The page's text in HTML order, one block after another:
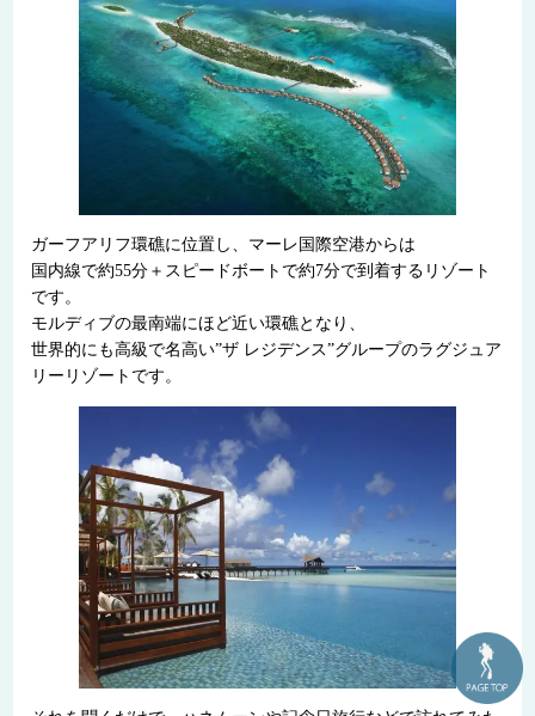
ガーフアリフ環礁に位置し、マーレ国際空港からは
国内線で約55分＋スピードボートで約7分で到着するリゾート
です。
モルディブの最南端にほど近い環礁となり、
世界的にも高級で名高い”ザ レジデンス”グループのラグジュア
リーリゾートです。